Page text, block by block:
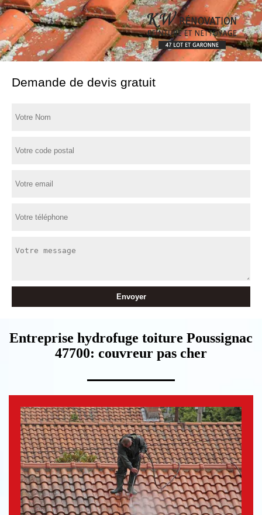
Demande de devis gratuit
Entreprise hydrofuge toiture Poussignac
47700: couvreur pas cher